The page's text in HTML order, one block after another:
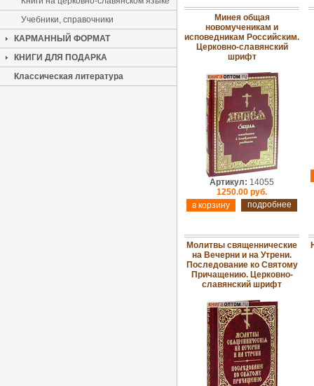
Учебники, справочники
КАРМАННЫЙ ФОРМАТ
КНИГИ ДЛЯ ПОДАРКА
Классическая литература
Минея общая
новомученикам и
исповедникам Российским.
Церковно-славянский
шрифт
Артикул: 14055
1250.00 руб.
подробнее
Молитвы священнические
на Вечерни и на Утрени.
Последование ко Святому
Причащению. Церковно-
славянский шрифт